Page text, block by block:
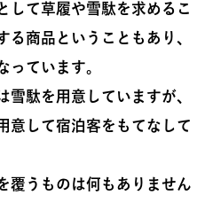
して草履や雪駄を求めるこ
る商品ということもあり、
っています。
雪駄を用意していますが、
意して宿泊客をもてなして
覆うものは何もありません